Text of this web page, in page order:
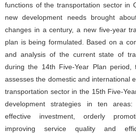
functions of the transportation sector in
new development needs brought
changes in a century, a new five-year
plan is being formulated. Based on a
and analysis of the current state of
during the 14th Five-Year Plan period,
assesses the domestic and international
transportation sector in the 15th Five-
development strategies in ten areas:
effective investment, orderly
improving service quality and